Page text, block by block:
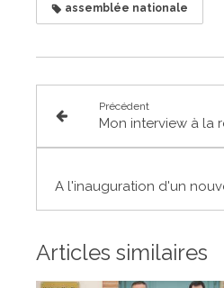
assemblée nationale
Précédent
Articles similaires